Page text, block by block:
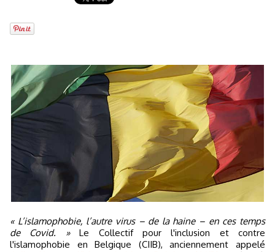
« L’islamophobie, l’autre virus – de la haine – en ces temps
de Covid. »Le Collectif pour l'inclusion et contre
l'islamophobie en Belgique (CIIB), anciennement appelé